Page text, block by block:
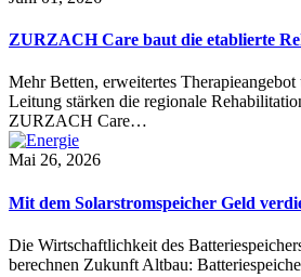
ZURZACH Care baut die etablierte
Mehr Betten, erweitertes
Leitung stärken die regionale
ZURZACH Care…
Mai 26, 2026
Mit dem Solarstromspeicher Geld
Die Wirtschaftlichkeit des
berechnen Zukunft Altbau: